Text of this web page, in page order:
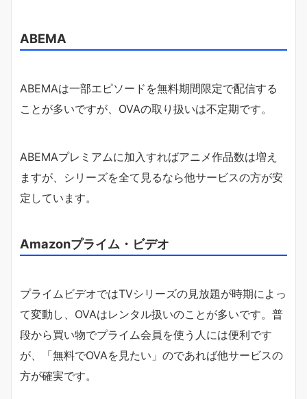
ABEMA
ABEMAは一部エピソードを無料期間限定で配信する
ことが多いですが、OVAの取り扱いは不定期です。
ABEMAプレミアムに加入すればアニメ作品数は増え
ますが、シリーズを全て見るなら他サービスの方が安
定しています。
Amazonプライム・ビデオ
プライムビデオではTVシリーズの見放題が時期によっ
て変動し、OVAはレンタル扱いのことが多いです。普
段から買い物でプライム会員を使う人には便利です
が、「無料でOVAを見たい」のであれば他サービスの
方が確実です。